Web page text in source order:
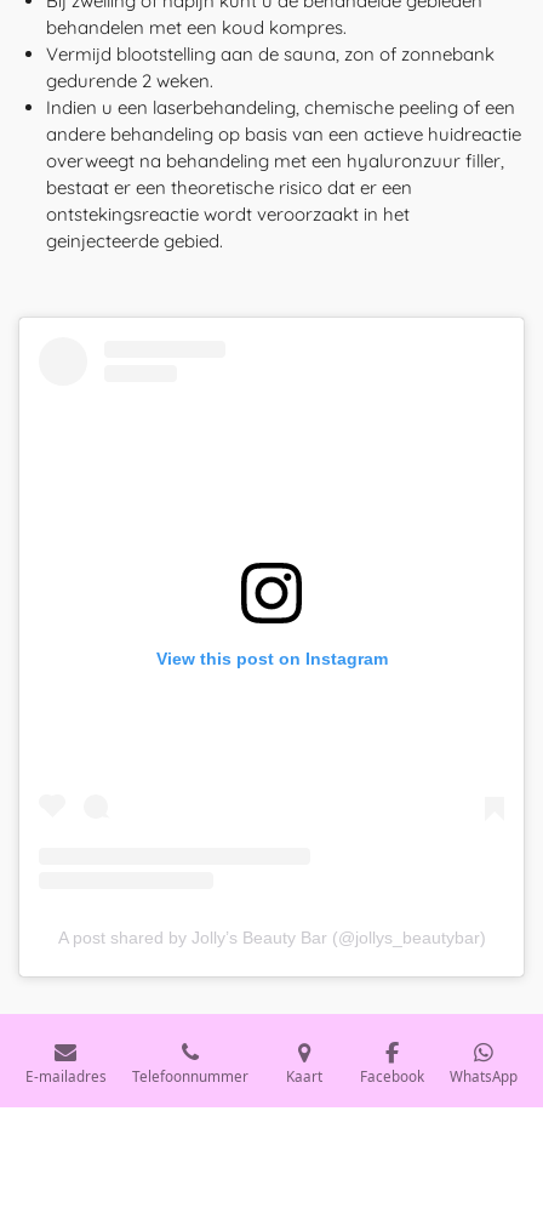
behandelen met een koud kompres.
Vermijd blootstelling aan de sauna, zon of zonnebank
gedurende 2 weken.
Indien u een laserbehandeling, chemische peeling of een
andere behandeling op basis van een actieve huidreactie
overweegt na behandeling met een hyaluronzuur filler,
bestaat er een theoretische risico dat er een
ontstekingsreactie wordt veroorzaakt in het
geinjecteerde gebied.
View this post on Instagram
A post shared by Jolly’s Beauty Bar (@jollys_beautybar)
© 2021 - 2026 jollysbeautybar
E-mailadres Telefoonnummer Kaart Facebook WhatsApp